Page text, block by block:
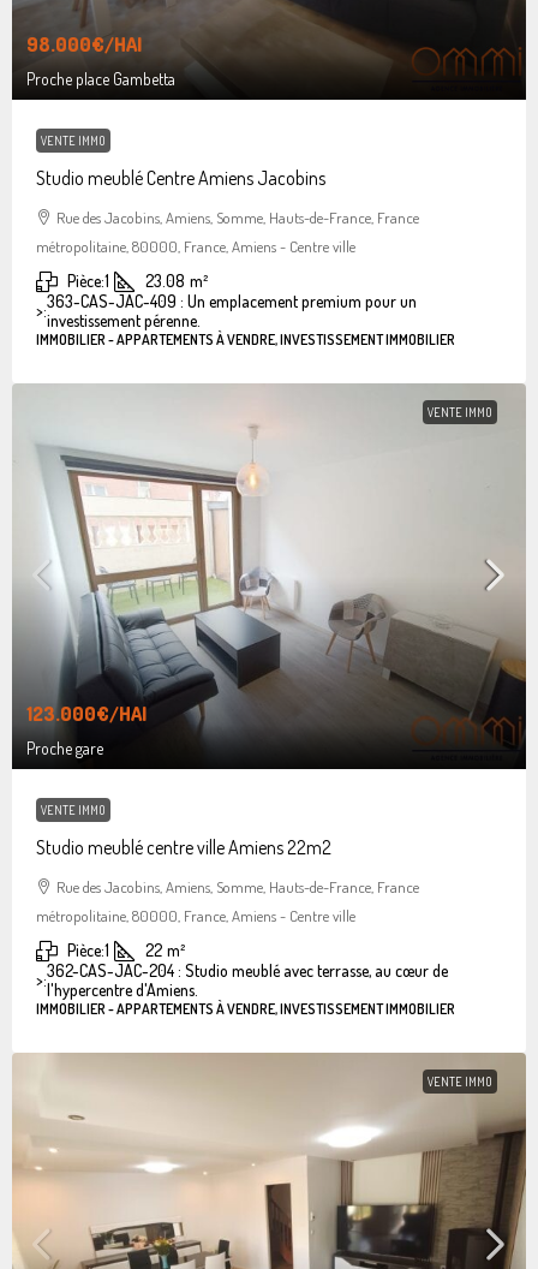
98.000€/HAI
Proche place Gambetta
VENTE IMMO
Studio meublé Centre Amiens Jacobins
Rue des Jacobins, Amiens, Somme, Hauts-de-France, France
métropolitaine, 80000, France, Amiens - Centre ville
Pièce:1 23.08 m²
>:363-CAS-JAC-409 : Un emplacement premium pour un
investissement pérenne.
IMMOBILIER - APPARTEMENTS À VENDRE, INVESTISSEMENT IMMOBILIER
VENTE IMMO
123.000€/HAI
Proche gare
VENTE IMMO
Studio meublé centre ville Amiens 22m2
Rue des Jacobins, Amiens, Somme, Hauts-de-France, France
métropolitaine, 80000, France, Amiens - Centre ville
Pièce:1 22 m²
>:362-CAS-JAC-204 : Studio meublé avec terrasse, au cœur de
l'hypercentre d'Amiens.
IMMOBILIER - APPARTEMENTS À VENDRE, INVESTISSEMENT IMMOBILIER
VENTE IMMO